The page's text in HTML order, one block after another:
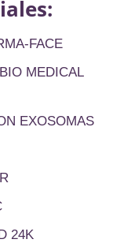
FACE
MEDICAL
EXOSOMAS
24K